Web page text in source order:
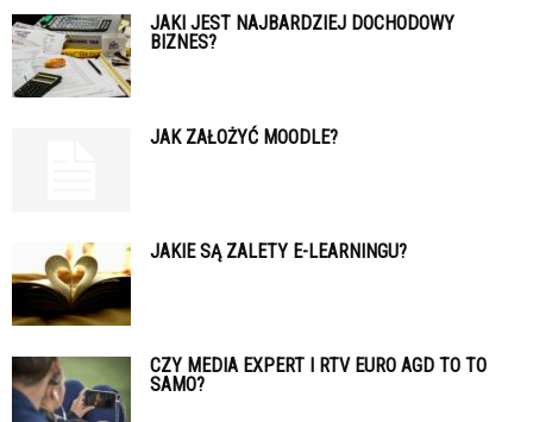
JAKI JEST NAJBARDZIEJ DOCHODOWY
BIZNES?
JAK ZAŁOŻYĆ MOODLE?
JAKIE SĄ ZALETY E-LEARNINGU?
CZY MEDIA EXPERT I RTV EURO AGD TO TO
SAMO?